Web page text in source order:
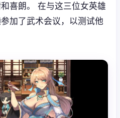
喜朗。 在与这三位女英雄
加了武术会议，以测试他